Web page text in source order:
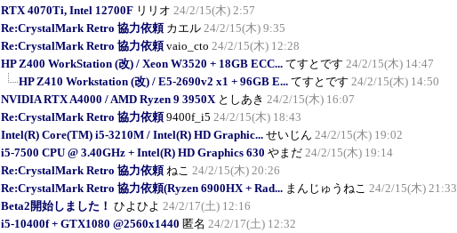
RTX 4070Ti, Intel 12700F リリオ 24/2/15(木) 2:57
Re:CrystalMark Retro 協力依頼 カエル 24/2/15(木) 9:35
Re:CrystalMark Retro 協力依頼 vaio_cto 24/2/15(木) 12:28
HP Z400 WorkStation (改) / Xeon W3520 + 18GB ECC... てすとです 24/2/15(木) 14:47
HP Z410 Workstation (改) / E5-2690v2 x1 + 96GB E... てすとです 24/2/15(木) 14:50
NVIDIA RTX A4000 / AMD Ryzen 9 3950X としあき 24/2/15(木) 16:07
Re:CrystalMark Retro 協力依頼 9400f_i5 24/2/15(木) 18:43
Intel(R) Core(TM) i5-3210M / Intel(R) HD Graphic... せいじん 24/2/15(木) 19:02
i5-7500 CPU @ 3.40GHz + Intel(R) HD Graphics 630 やまだ 24/2/15(木) 19:14
Re:CrystalMark Retro 協力依頼 ねこ 24/2/15(木) 20:26
Re:CrystalMark Retro 協力依頼(Ryzen 6900HX + Rad... まんじゅうねこ 24/2/15(木) 21:33
Beta2開始しました！ ひよひよ 24/2/17(土) 12:16
i5-10400f + GTX1080 @2560x1440 匿名 24/2/17(土) 12:32